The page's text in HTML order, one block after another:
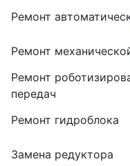
Ремонт
Ремонт
Ремонт
передач
Ремонт гидроблока
Замена редуктора